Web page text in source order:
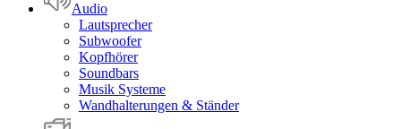
Audio
Lautsprecher
Subwoofer
Kopfhörer
Soundbars
Musik Systeme
Wandhalterungen & Ständer